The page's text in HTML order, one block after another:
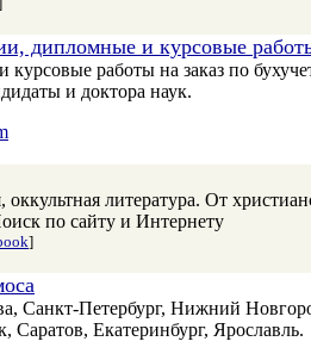
дипломные и курсовые
работы на заказ по
и доктора наук.
оккультная литература. От
по сайту и Интернету
]
Санкт-Петербург, Нижний
Екатеринбург, Ярославль.